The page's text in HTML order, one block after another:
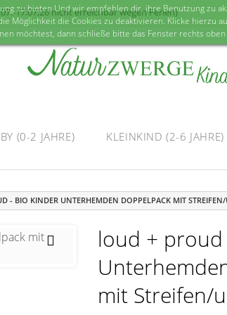
17.07,26 nicht erreichbar wegen Ferien)
(0-2 JAHRE) KLEINKIND (2-6 JAHRE)
zu bieten Und wir empfehlen dir, ihre Benutzung zu
Möglichkeit die Cookies zu deaktivieren. Klicke hierzu
möchtest, dann schließe bitte das Fenster rechts
- BIO KINDER UNTERHEMDEN DOPPELPACK MIT
loud +
mit Streifen/